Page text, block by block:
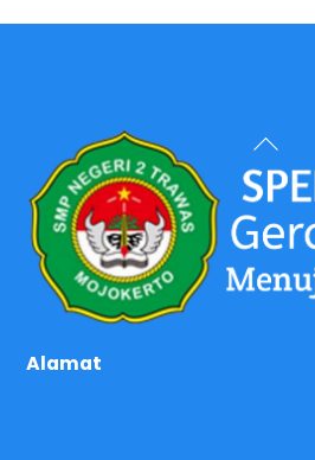
Back
To
Top
Alamat